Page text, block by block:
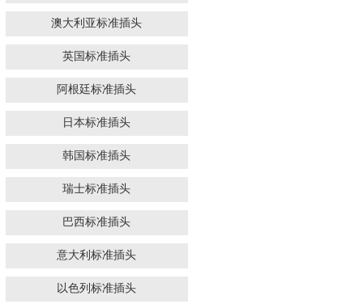
澳大利亚标准插头
英国标准插头
阿根廷标准插头
日本标准插头
韩国标准插头
瑞士标准插头
巴西标准插头
意大利标准插头
以色列标准插头